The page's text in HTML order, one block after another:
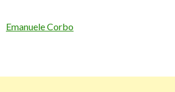
Emanuele Corbo